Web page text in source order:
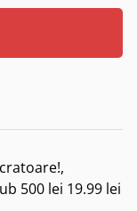
500 lei 19.99 lei